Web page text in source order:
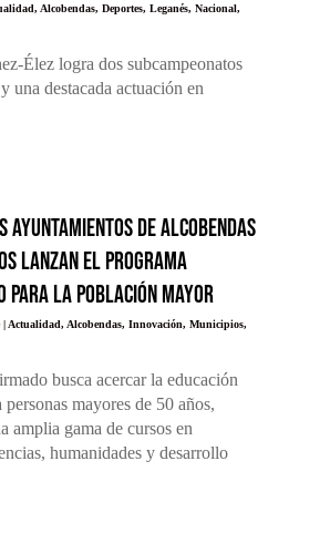
, Alcobendas, Deportes, Leganés, Nacional,
Élez logra dos subcampeonatos
una destacada actuación en
Ayuntamientos de Alcobendas
lanzan el programa
para la población mayor
| Actualidad, Alcobendas, Innovación, Municipios,
busca acercar la educación
mayores de 50 años,
amplia gama de cursos en
humanidades y desarrollo